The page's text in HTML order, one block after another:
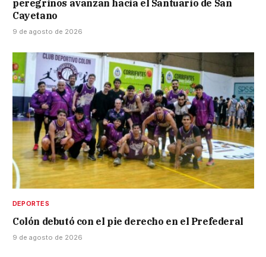
peregrinos avanzan hacia el Santuario de San
Cayetano
9 de agosto de 2026
DEPORTES
Colón debutó con el pie derecho en el Prefederal
9 de agosto de 2026